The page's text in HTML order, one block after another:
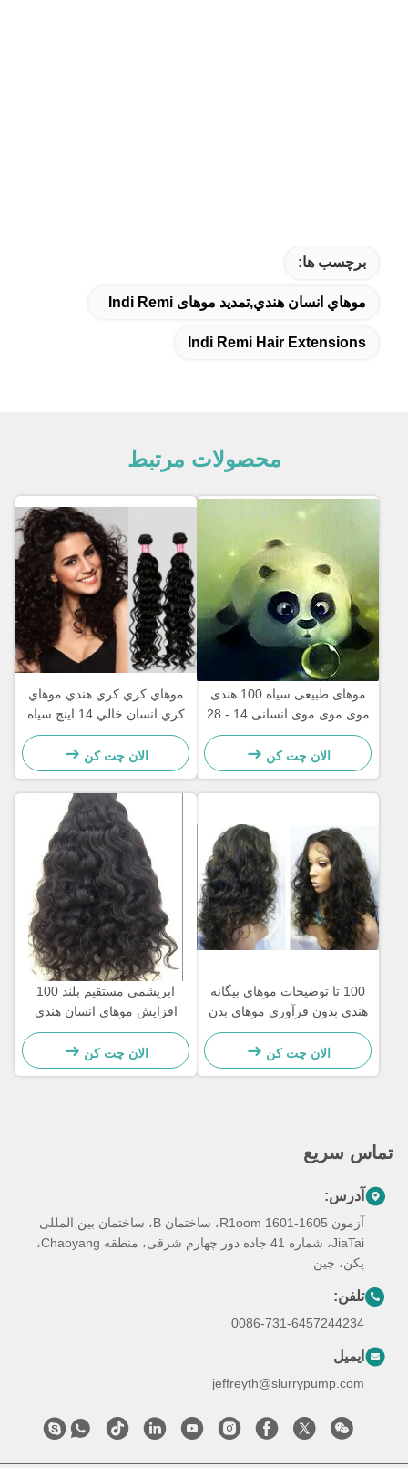
برچسب ها:
موهاي انسان هندي,تمدید موهای Indi Remi
Indi Remi Hair Extensions
محصولات مرتبط
موهای طبیعی سیاه 100 هندی
موی موی موی انسانی 14 - 28
" ، موی موی موی انسانی 1111
الان چت کن
موهاي کري کري هندي موهاي
کري انسان خالي 14 اينچ سياه
الان چت کن
100 تا توضيحات موهاي بيگانه
هندي بدون فرآوری موهاي بدن
الان چت کن
ابريشمي مستقيم بلند 100
افزايش موهاي انسان هندي
الان چت کن
تماس سریع
آدرس:
آزمون R1oom 1601-1605، ساختمان B، ساختمان بین المللی
JiaTai، شماره 41 جاده دور چهارم شرقی، منطقه Chaoyang،
پکن، چین
تلفن:
0086-731-6457244234
ایمیل
jeffreyth@slurrypump.com